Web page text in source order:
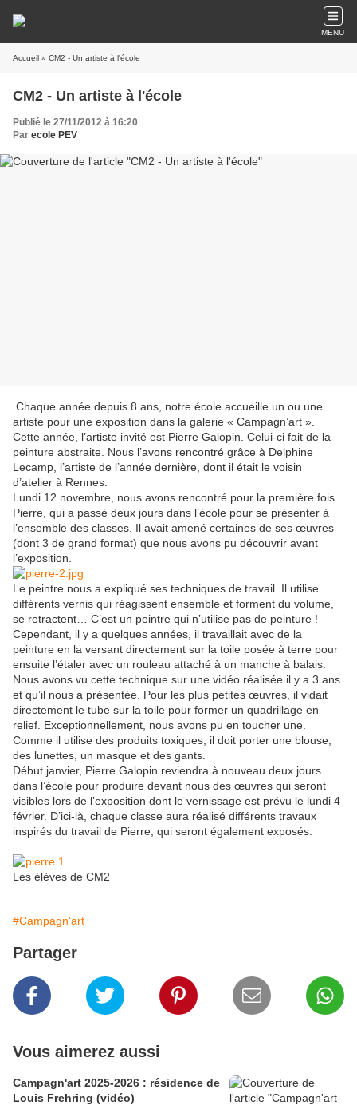
MENU
Accueil » CM2 - Un artiste à l'école
CM2 - Un artiste à l'école
Publié le 27/11/2012 à 16:20
Par ecole PEV
Chaque année depuis 8 ans, notre école accueille un ou une
artiste pour une exposition dans la galerie « Campagn’art ».
Cette année, l’artiste invité est Pierre Galopin. Celui-ci fait de la
peinture abstraite. Nous l’avons rencontré grâce à Delphine
Lecamp, l’artiste de l’année dernière, dont il était le voisin
d’atelier à Rennes.
Lundi 12 novembre, nous avons rencontré pour la première fois
Pierre, qui a passé deux jours dans l’école pour se présenter à
l’ensemble des classes. Il avait amené certaines de ses œuvres
(dont 3 de grand format) que nous avons pu découvrir avant
l’exposition.
Le peintre nous a expliqué ses techniques de travail. Il utilise
différents vernis qui réagissent ensemble et forment du volume,
se retractent… C’est un peintre qui n’utilise pas de peinture !
Cependant, il y a quelques années, il travaillait avec de la
peinture en la versant directement sur la toile posée à terre pour
ensuite l’étaler avec un rouleau attaché à un manche à balais.
Nous avons vu cette technique sur une vidéo réalisée il y a 3 ans
et qu’il nous a présentée. Pour les plus petites œuvres, il vidait
directement le tube sur la toile pour former un quadrillage en
relief. Exceptionnellement, nous avons pu en toucher une.
Comme il utilise des produits toxiques, il doit porter une blouse,
des lunettes, un masque et des gants.
Début janvier, Pierre Galopin reviendra à nouveau deux jours
dans l’école pour produire devant nous des œuvres qui seront
visibles lors de l’exposition dont le vernissage est prévu le lundi 4
février. D’ici-là, chaque classe aura réalisé différents travaux
inspirés du travail de Pierre, qui seront également exposés.
Les élèves de CM2
#Campagn'art
Partager
Vous aimerez aussi
Campagn'art 2025-2026 : résidence de
Louis Frehring (vidéo)